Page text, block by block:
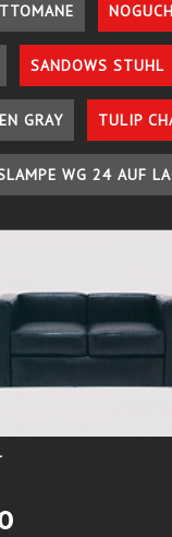
SANDOWS STUHL
GRAY TULIP
WG 24 AUF